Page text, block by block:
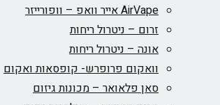
AirVape אייר וואפ – וופורייזר
זרום – ניטרול ריחות
אונה – ניטרול ריחות
וואקום פרופרש- קופסאות ואקום
סאן פלאואר – מכונות גיזום